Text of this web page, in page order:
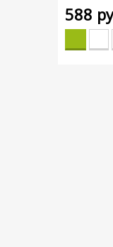
588